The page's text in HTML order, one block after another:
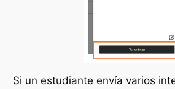
Si un estudiante envía varios